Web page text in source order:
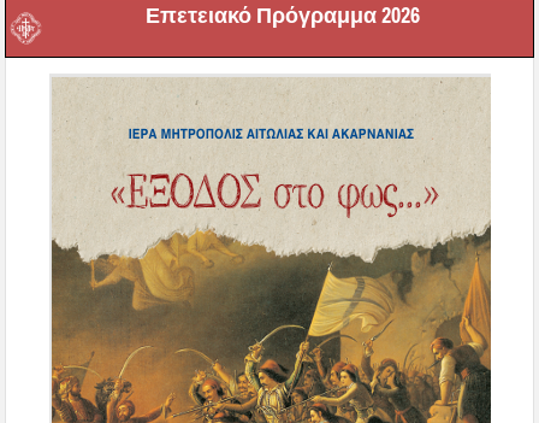
Επετειακό Πρόγραμμα 2026